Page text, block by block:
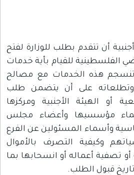
أن تتقدم بطلب للوزارة لفتح
الفلسطينية للقيام بأية خدمات
هذه الخدمات مع مصالح
على أن يتضمن طلب
أو الهيئة الأجنبية ومركزها
مؤسسيها وأعضاء مجلس
وأسماء المسئولين عن الفرع
وكيفية التصرف بالأموال
أو تصفية أعماله أو انسحابها بما
قبول الطلب.